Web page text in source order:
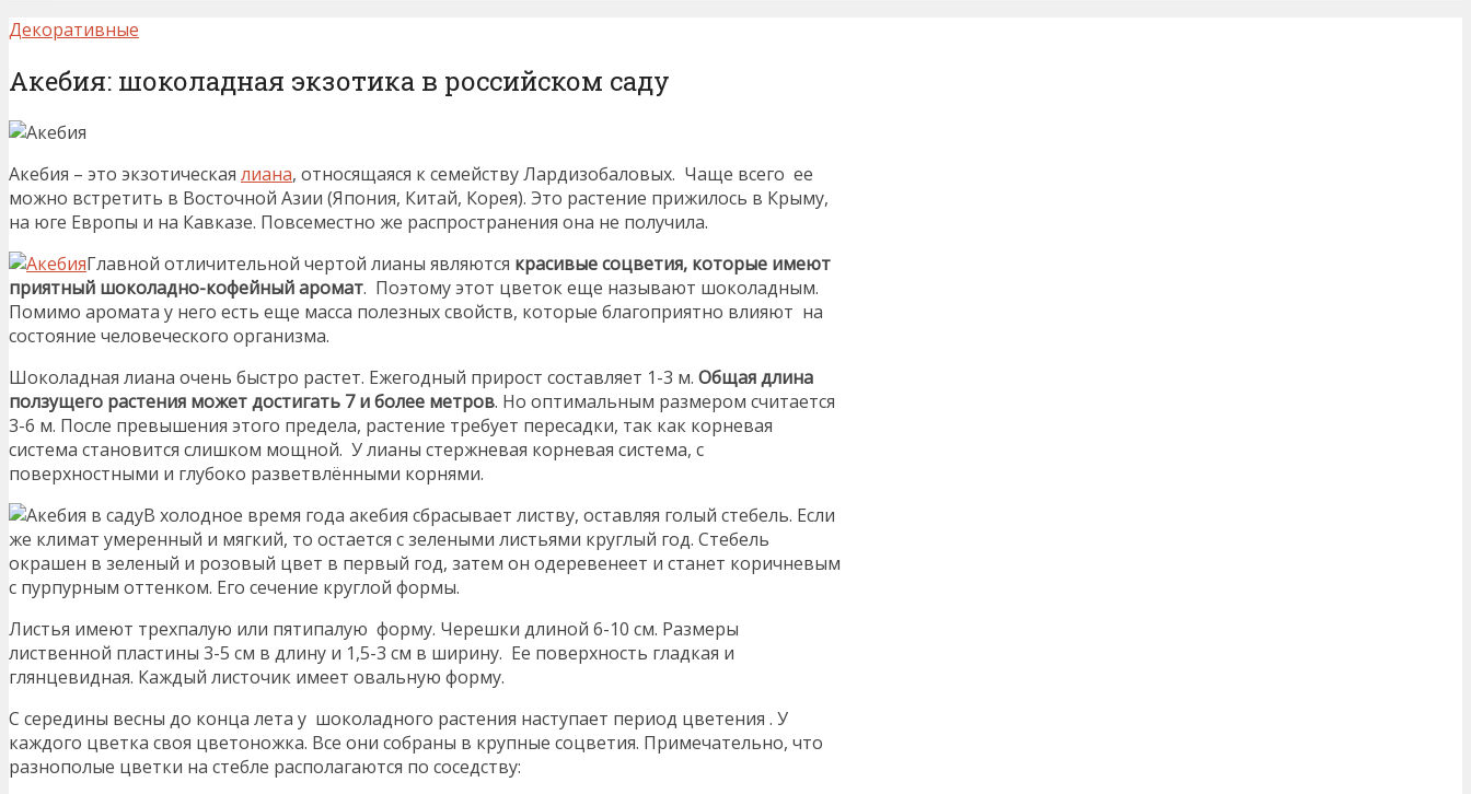
Декоративные
Акебия: шоколадная экзотика в российском саду
Акебия – это экзотическая лиана, относящаяся к семейству Лардизобаловых. Чаще всего ее
можно встретить в Восточной Азии (Япония, Китай, Корея). Это растение прижилось в Крыму,
на юге Европы и на Кавказе. Повсеместно же распространения она не получила.
Главной отличительной чертой лианы являются красивые соцветия, которые имеют
приятный шоколадно-кофейный аромат. Поэтому этот цветок еще называют шоколадным.
Помимо аромата у него есть еще масса полезных свойств, которые благоприятно влияют на
состояние человеческого организма.
Шоколадная лиана очень быстро растет. Ежегодный прирост составляет 1-3 м. Общая длина
ползущего растения может достигать 7 и более метров. Но оптимальным размером считается
3-6 м. После превышения этого предела, растение требует пересадки, так как корневая
система становится слишком мощной. У лианы стержневая корневая система, с
поверхностными и глубоко разветвлёнными корнями.
В холодное время года акебия сбрасывает листву, оставляя голый стебель. Если
же климат умеренный и мягкий, то остается с зелеными листьями круглый год. Стебель
окрашен в зеленый и розовый цвет в первый год, затем он одеревенеет и станет коричневым
с пурпурным оттенком. Его сечение круглой формы.
Листья имеют трехпалую или пятипалую форму. Черешки длиной 6-10 см. Размеры
лиственной пластины 3-5 см в длину и 1,5-3 см в ширину. Ее поверхность гладкая и
глянцевидная. Каждый листочик имеет овальную форму.
С середины весны до конца лета у шоколадного растения наступает период цветения . У
каждого цветка своя цветоножка. Все они собраны в крупные соцветия. Примечательно, что
разнополые цветки на стебле располагаются по соседству: